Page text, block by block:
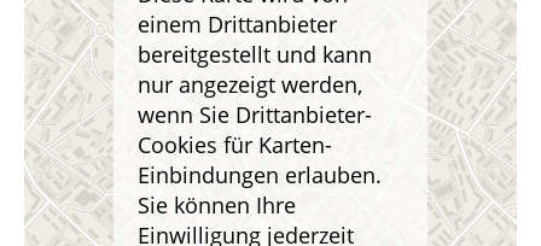
einem Drittanbieter
bereitgestellt und kann
nur angezeigt werden,
wenn Sie Drittanbieter-
Cookies für Karten-
Einbindungen erlauben.
Sie können Ihre
Einwilligung jederzeit